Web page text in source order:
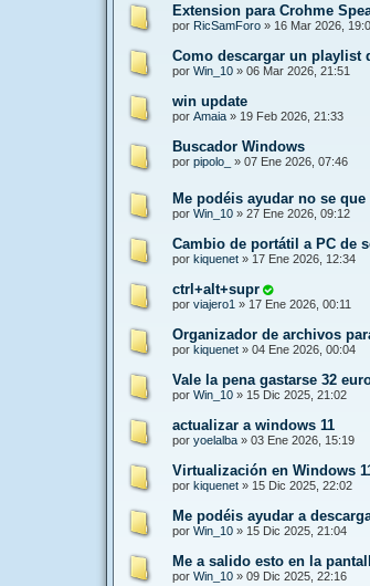
Extension para Crohme
por RicSamForo » 16 Mar 2026,
Como descargar un playlist
por Win_10 » 06 Mar 2026, 21:51
win update
por Amaia » 19 Feb 2026, 21:33
Buscador Windows
por pipolo_ » 07 Ene 2026, 07:46
Me podéis ayudar no se que
por Win_10 » 27 Ene 2026, 09:12
Cambio de portátil a PC de
por kiquenet » 17 Ene 2026, 12:34
ctrl+alt+supr
por viajero1 » 17 Ene 2026, 00:11
Organizador de archivos
por kiquenet » 04 Ene 2026, 00:04
Vale la pena gastarse 32
por Win_10 » 15 Dic 2025, 21:02
actualizar a windows 11
por yoelalba » 03 Ene 2026, 15:19
Virtualización en Windows
por kiquenet » 15 Dic 2025, 22:02
Me podéis ayudar a
por Win_10 » 15 Dic 2025, 21:04
Me a salido esto en la
por Win_10 » 09 Dic 2025, 22:16